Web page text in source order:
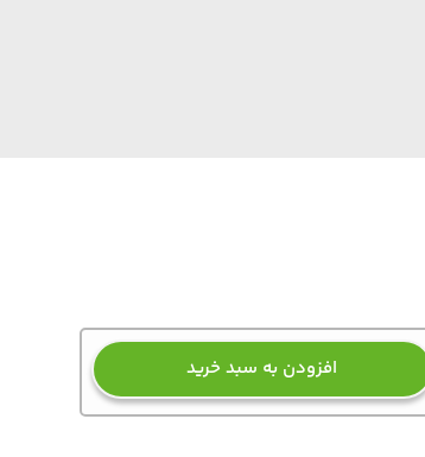
افزودن به سبد خرید